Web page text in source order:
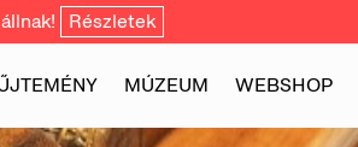
Részletek
MÚZEUM WEBSHOP